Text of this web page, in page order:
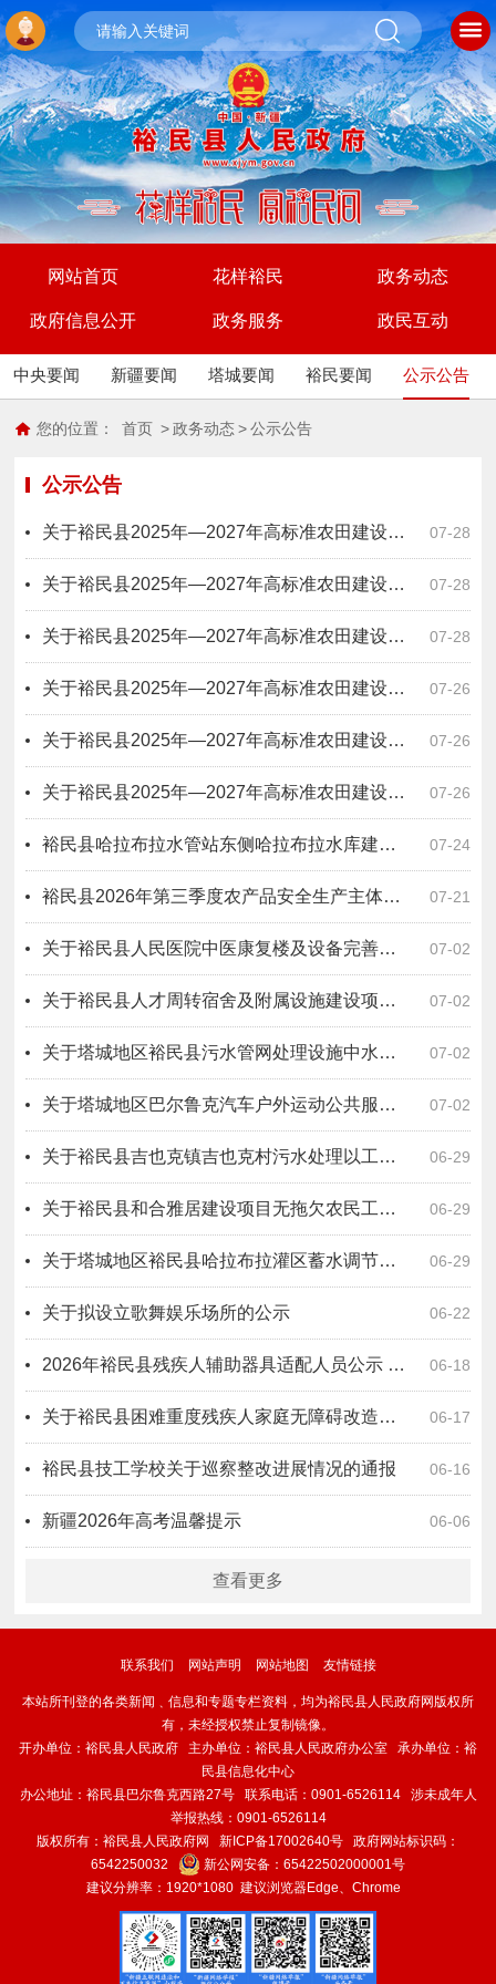
网站首页 花样裕民 政务动态
政府信息公开 政务服务 政民互动
中央要闻 新疆要闻 塔城要闻 裕民要闻 公示公告
您的位置： 首页 > 政务动态 > 公示公告
公示公告
07-28
关于裕民县2025年—2027年高标准农田建设项目四标段无拖欠农民工工资情况公示
07-28
关于裕民县2025年—2027年高标准农田建设项目六标段无拖欠农民工工资情况公示
07-28
关于裕民县2025年—2027年高标准农田建设项目二标段无拖欠农民工工资情况公示
07-26
关于裕民县2025年—2027年高标准农田建设项目一标段无拖欠农民工工资情况公示
07-26
关于裕民县2025年—2027年高标准农田建设项目十一标段无拖欠农民工工资情况公示
07-26
关于裕民县2025年—2027年高标准农田建设项目十标段无拖欠农民工工资情况公示
07-24
裕民县哈拉布拉水管站东侧哈拉布拉水库建设项目原指挥所办公房屋招租公告
07-21
裕民县2026年第三季度农产品安全生产主体风险分级动态管理公示
07-02
关于裕民县人民医院中医康复楼及设备完善提升购置项目一标段（设计－采购－施工）工程总承包无拖欠农民工工资情况公示
07-02
关于裕民县人才周转宿舍及附属设施建设项目 EPC(设计-采购-施工）总承包无拖欠农民工工资情况公示
07-02
关于塔城地区裕民县污水管网处理设施中水库建设项目二标段（设计－施工－运营）工程总承包无拖欠农民工工资情况公示
07-02
关于塔城地区巴尔鲁克汽车户外运动公共服务设施项目EPC工程总承包无拖欠农民工工资情况公示
06-29
关于裕民县吉也克镇吉也克村污水处理以工代赈项目无拖欠农民工工资情况公示
06-29
关于裕民县和合雅居建设项目无拖欠农民工工资情况公示
06-29
关于塔城地区裕民县哈拉布拉灌区蓄水调节池工程设计采购施工总承包无拖欠农民工工资情况公示
06-22
关于拟设立歌舞娱乐场所的公示
06-18
2026年裕民县残疾人辅助器具适配人员公示 （第二批）
06-17
关于裕民县困难重度残疾人家庭无障碍改造项目变更人员公示
06-16
裕民县技工学校关于巡察整改进展情况的通报
06-06
新疆2026年高考温馨提示
查看更多
联系我们 网站声明 网站地图 友情链接
本站所刊登的各类新闻﹑信息和专题专栏资料，均为裕民县人民政府网版权所
有，未经授权禁止复制镜像。
开办单位：裕民县人民政府 主办单位：裕民县人民政府办公室 承办单位：裕
民县信息化中心
办公地址：裕民县巴尔鲁克西路27号 联系电话：0901-6526114 涉未成年人
举报热线：0901-6526114
版权所有：裕民县人民政府网 新ICP备17002640号 政府网站标识码：
6542250032
新公网安备： 65422502000001号
建议分辨率：1920*1080 建议浏览器Edge、Chrome